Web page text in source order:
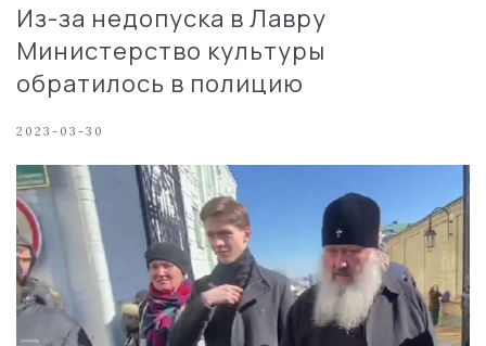
Из-за недопуска в Лавру
Министерство культуры
обратилось в полицию
2023-03-30